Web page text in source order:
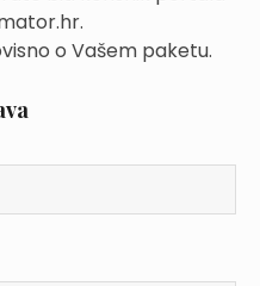
o Vašem paketu.